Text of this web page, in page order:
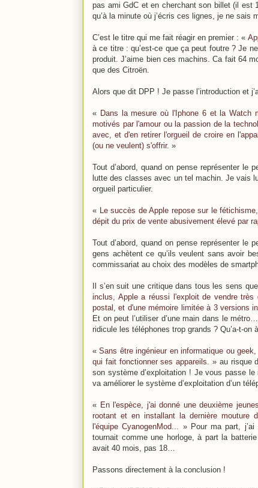
pas ami GdC et en cherchant son billet (il est
qu’à la minute où j’écris ces lignes, je ne sais
C’est le titre qui me fait réagir en premier : «
à ce titre : qu’est-ce que ça peut foutre ? Je
produit. J’aime bien ces machins. Ca fait 64
que des Citroën.
Alors que dit DPP ! Je passe l’introduction et
« Dans la mesure où l'Iphone 6 et la Watch
motivés par l'amour ou la passion de la
avec, et d'en retirer l'orgueil de croire en
(ou ne veulent) s'offrir. »
Tout d’abord, quand on pense représenter le
lutte des classes avec un tel machin. Je vais
orgueil particulier.
« Le succès de Apple repose sur le
dépit du prix de vente abusivement élevé par
Tout d’abord, quand on pense représenter le
gens achètent ce qu’ils veulent sans avoir
commissariat au choix des modèles de
Il s’en suit une critique dans tous les sens
inclus, Apple a réussi l'exploit de vendre très
postal, et d'une mémoire limitée à 3 versions
Et on peut l’utiliser d’une main dans le
ridicule les téléphones trop grands ? Qu’a-t-
«Sans être ingénieur en informatique ou
qui fait fonctionner ses appareils. » au risque
son système d’exploitation ! Je vous passe le
va améliorer le système d’exploitation d’un
« En l'espèce, j'ai donné une deuxième
rootant et en installant la dernière mouture
l'équipe CyanogenMod...
» Pour ma part,
tournait comme une horloge, à part la
avait 40 mois, pas 18…
Passons directement à la conclusion !